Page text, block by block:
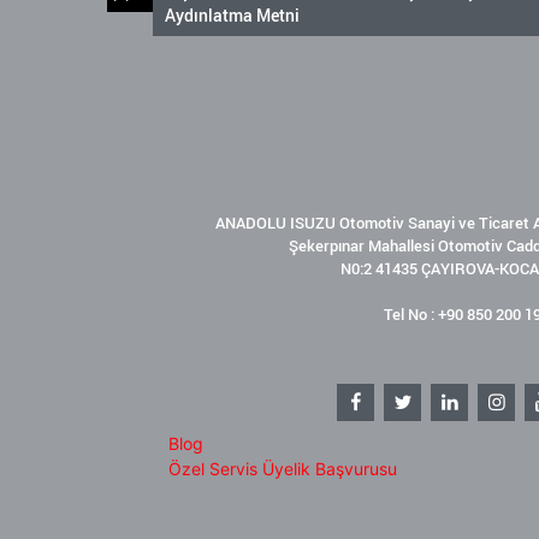
Aydınlatma Metni
ANADOLU ISUZU Otomotiv Sanayi ve Ticaret
Şekerpınar Mahallesi Otomotiv
N0:2 41435 ÇAYIROVA-
Tel No : +90 850 200
Blog
Özel Servis Üyelik Başvurusu